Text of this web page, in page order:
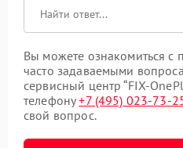
Вы можете ознакомиться
часто задаваемыми
сервисный центр “FIX-
телефону+7 (495) 023-73-
свой вопрос.